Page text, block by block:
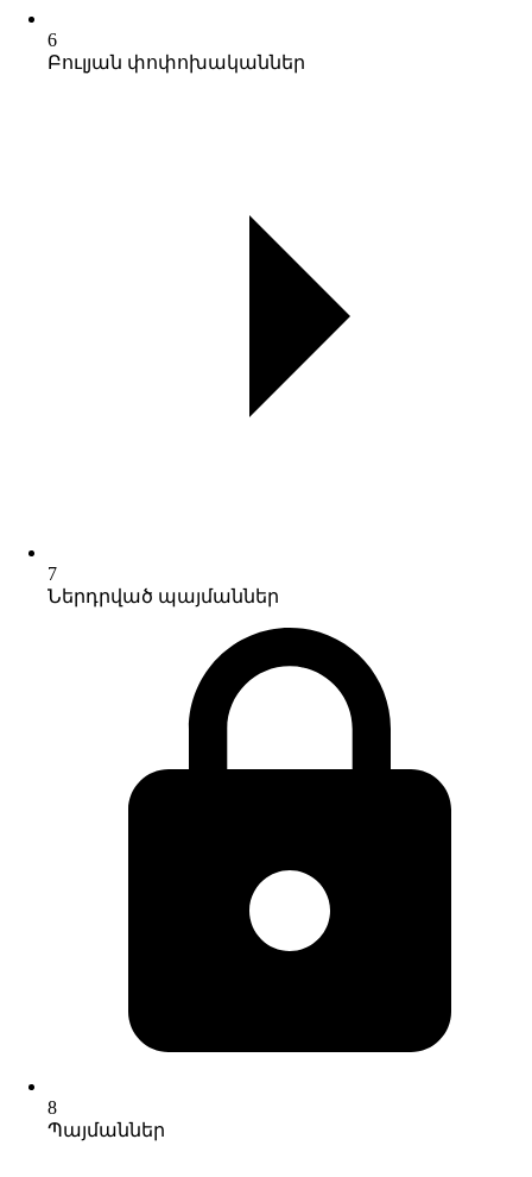
6
Բուլյան փոփոխականներ
7
Ներդրված պայմաններ
8
Պայմաններ